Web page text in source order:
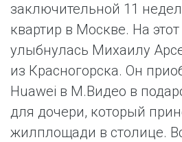
заключительной 11
квартир в Москве. На
улыбнулась Михаилу
из Красногорска. Он
Huawei в М.Видео в
для дочери, который
жилплощади в столице.